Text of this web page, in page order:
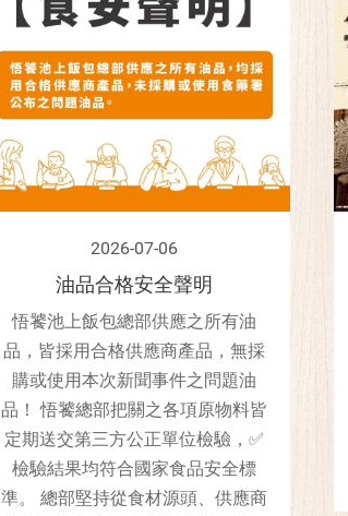
2026-07-06
油品合格安全聲明
悟饕池上飯包總部供應之所有油
品，皆採用合格供應商產品，無採
購或使用本次新聞事件之問題油
品！ 悟饕總部把關之各項原物料皆
定期送交第三方公正單位檢驗，✅
檢驗結果均符合國家食品安全標
準。 總部堅持從食材源頭、供應商